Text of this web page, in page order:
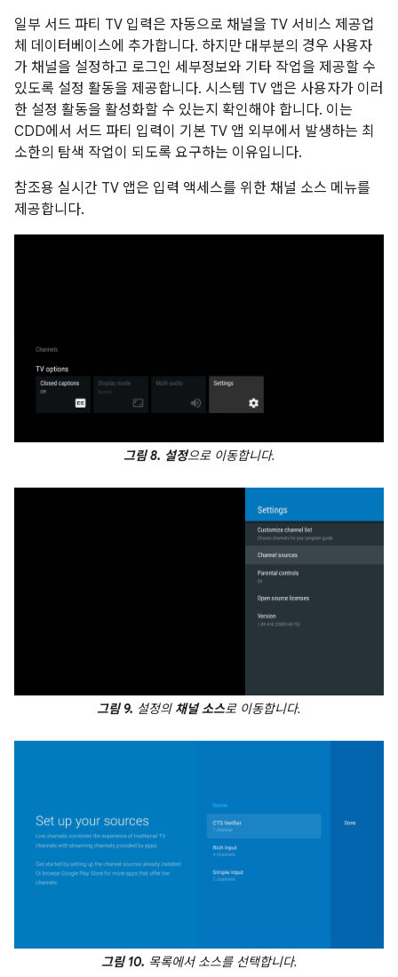
일부 서드 파티 TV 입력은 자동으로 채널을 TV 서비스 제공업
체 데이터베이스에 추가합니다. 하지만 대부분의 경우 사용자
가 채널을 설정하고 로그인 세부정보와 기타 작업을 제공할 수
있도록 설정 활동을 제공합니다. 시스템 TV 앱은 사용자가 이러
한 설정 활동을 활성화할 수 있는지 확인해야 합니다. 이는
CDD에서 서드 파티 입력이 기본 TV 앱 외부에서 발생하는 최
소한의 탐색 작업이 되도록 요구하는 이유입니다.
참조용 실시간 TV 앱은 입력 액세스를 위한 채널 소스 메뉴를
제공합니다.
그림 8. 설정으로 이동합니다.
그림 9. 설정의 채널 소스로 이동합니다.
그림 10. 목록에서 소스를 선택합니다.